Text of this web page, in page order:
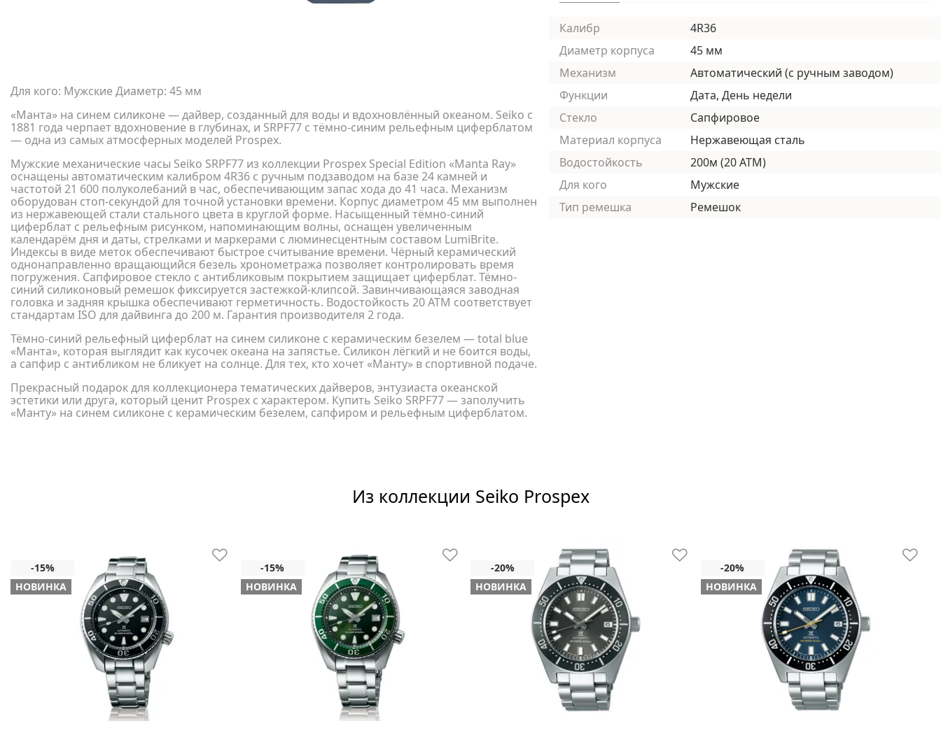
Для кого: Мужские Диаметр: 45 мм
«Манта» на синем силиконе — дайвер, созданный для воды и вдохновлённый океаном. Seiko с
1881 года черпает вдохновение в глубинах, и SRPF77 с тёмно-синим рельефным циферблатом
— одна из самых атмосферных моделей Prospex.
Мужские механические часы Seiko SRPF77 из коллекции Prospex Special Edition «Manta Ray»
оснащены автоматическим калибром 4R36 с ручным подзаводом на базе 24 камней и
частотой 21 600 полуколебаний в час, обеспечивающим запас хода до 41 часа. Механизм
оборудован стоп-секундой для точной установки времени. Корпус диаметром 45 мм выполнен
из нержавеющей стали стального цвета в круглой форме. Насыщенный тёмно-синий
циферблат с рельефным рисунком, напоминающим волны, оснащен увеличенным
календарём дня и даты, стрелками и маркерами с люминесцентным составом LumiBrite.
Индексы в виде меток обеспечивают быстрое считывание времени. Чёрный керамический
однонаправленно вращающийся безель хронометража позволяет контролировать время
погружения. Сапфировое стекло с антибликовым покрытием защищает циферблат. Тёмно-
синий силиконовый ремешок фиксируется застежкой-клипсой. Завинчивающаяся заводная
головка и задняя крышка обеспечивают герметичность. Водостойкость 20 АТМ соответствует
стандартам ISO для дайвинга до 200 м. Гарантия производителя 2 года.
Тёмно-синий рельефный циферблат на синем силиконе с керамическим безелем — total blue
«Манта», которая выглядит как кусочек океана на запястье. Силикон лёгкий и не боится воды,
а сапфир с антибликом не бликует на солнце. Для тех, кто хочет «Манту» в спортивной подаче.
Прекрасный подарок для коллекционера тематических дайверов, энтузиаста океанской
эстетики или друга, который ценит Prospex с характером. Купить Seiko SRPF77 — заполучить
«Манту» на синем силиконе с керамическим безелем, сапфиром и рельефным циферблатом.
Калибр
4R36
Диаметр корпуса
45 мм
Механизм
Автоматический (с ручным заводом)
Функции
Дата, День недели
Стекло
Сапфировое
Материал корпуса
Нержавеющая сталь
Водостойкость
200м (20 АТМ)
Для кого
Мужские
Тип ремешка
Ремешок
Из коллекции Seiko Prospex
НОВИНКА НОВИНКА НОВИНКА НОВИНКА